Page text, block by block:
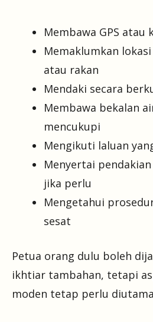
Membawa GPS atau
Memaklumkan
atau rakan
Mendaki secara
Membawa bekalan
mencukupi
Mengikuti laluan
Menyertai
jika perlu
Mengetahui
sesat
Petua orang dulu boleh
ikhtiar tambahan, tetapi
moden tetap perlu